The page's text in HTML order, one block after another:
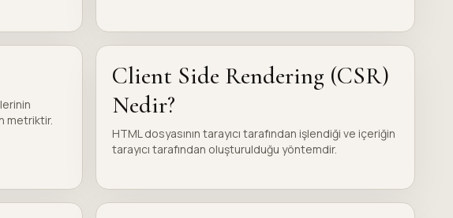
metriktir.
Client Side Rendering (CSR)
Nedir?
HTML dosyasının tarayıcı tarafından işlendiği ve içeriğin
tarayıcı tarafından oluşturulduğu yöntemdir.